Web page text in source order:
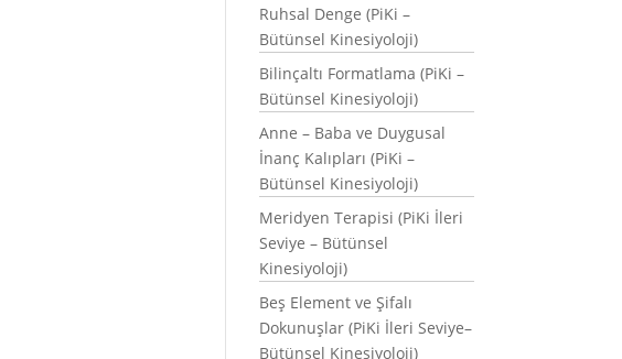
Ruhsal Denge (PiKi –
Bütünsel Kinesiyoloji)
Bilinçaltı Formatlama (PiKi –
Bütünsel Kinesiyoloji)
Anne – Baba ve Duygusal
İnanç Kalıpları (PiKi –
Bütünsel Kinesiyoloji)
Meridyen Terapisi (PiKi İleri
Seviye – Bütünsel
Kinesiyoloji)
Beş Element ve Şifalı
Dokunuşlar (PiKi İleri Seviye–
Bütünsel Kinesiyoloji)